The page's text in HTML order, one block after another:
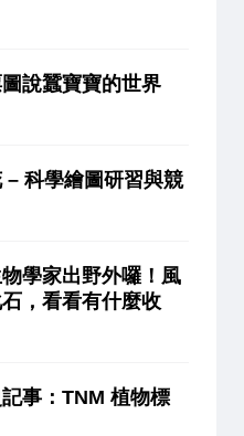
說蠶寶寶的世界
– 科學繪圖研習與競
學家出野外囉！風
，看看有什麼收
事：TNM 植物標